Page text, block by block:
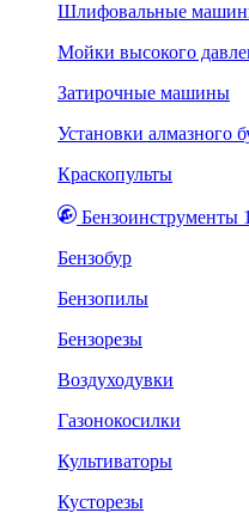
Шлифовальные
Мойки высокого
Затирочные машины
Установки алмазного
Краскопульты
Бензоинструменты 1
Бензобур
Бензопилы
Бензорезы
Воздуходувки
Газонокосилки
Культиваторы
Кусторезы